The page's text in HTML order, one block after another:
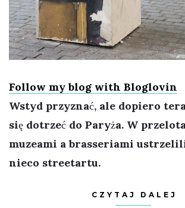
Follow my blog with Bloglovin
Wstyd przyznać, ale dopiero
się dotrzeć do Paryża. W
muzeami a brasseriami
nieco streetartu.
CZYTAJ DALEJ